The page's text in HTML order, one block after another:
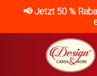
📢 Jetzt 50 %